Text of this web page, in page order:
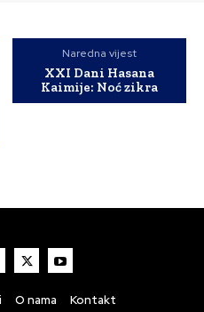
Naredna vijest
XXI Dani Hasana
Kaimije: Noć zikra
O nama Kontakt